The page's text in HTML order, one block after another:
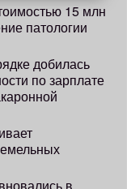
15 млн
патологии
добилась
по зарплате